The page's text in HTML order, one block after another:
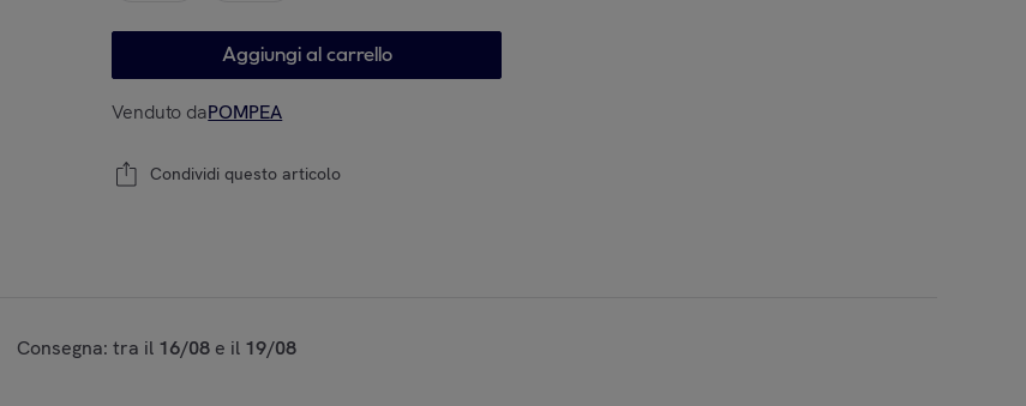
Aggiungi al carrello
Venduto daPOMPEA
Condividi questo articolo
Consegna: tra il 16/08 e il 19/08